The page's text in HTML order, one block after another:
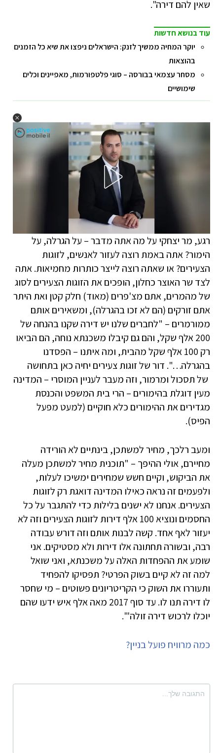
שאין להם דירה".
עוד בנושא חדשות
יוקר המחיה ממשיך לזנק: הישראלים ניפצו את שיא כל הזמנים
בהוצאות
מסחר עצמאי בבורסה – סוגי פלטפורמות, מאפיינים וכלים
שימושיים
רגע, מר יצחקי על מה אתה מדבר – על הגרלה, על
הימור? אתה באמת רוצה לעזור לאנשים, לזוגות
הצעירים? או שאתה רוצה לייצר כותרות מחמיאות. אתה
לצד שר האוצר כחלון, הופכים את הזוגות הצעירים לסוג
של מהמרים, אתם מצ'פרים (מאוד) חלק קטן ואת היתר
אתם זורקים (הם לא זכו בהגרלה), ומשאירים אותם
ממורמרים – "לחברים שלנו יש דירה שקנו בהנחה של
200 אלף שקל, והם גם קיבלו משכנתא נוחה, הם הביאו
רק 100 אלף שקל מהבית, ומה איתנו – הפסדנו
בהגרלה…". דור של זוגות צעירים יחיה כאן בתחושה
של תסכול ומרמור, וזה מעבר לעניין המוסרי – המדינה
מעין דוגלת בהימורים – הרי בית המשפט והכנסת
מגדירים את ההימורים כלא חוקיים (למעט מפעל
הפיס).
ומעב רלכך, מחיר למשתכן, בינתיים לא הורידה
מחיירם, אולי ההיפך – "תוכנית מחיר למשתכן מעלה
את הביקוש, וקיים חשש שמחירים ימשיכו לעלות,
ולפעמים זה נראה כאילו המדינה דואגת רק לזוגות
הצעירים. אנחנו לא ישנים בלילות כדי להתגבר על כל
החסמים ונוציא 100 אלף דירות לזוגות הצעירים וזה לא
יעזור לאף אחד. קשה לבנות אותם וזה דורש עבודה
רבה, ובשורה תחתונה אלו דירות ולא מסטיקים. אני
שומע את ההפחדות האלה על משכנתא, ואני שואל
למה זה לא קיים בשוק הפרטי? תפסיקו להפחיד
ותעוררו את השוק כי הקריטריונים פשוטים – מי שחסר
לו דירה תנו לו. עד סוף 2017 מאה אלף איש ידעו שהם
יוכלו לרכוש דירה זולה'".
כמה מרוויח פועל בניין?